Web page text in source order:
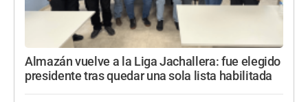
Almazán vuelve a la Liga Jachallera: fue elegido
presidente tras quedar una sola lista habilitada